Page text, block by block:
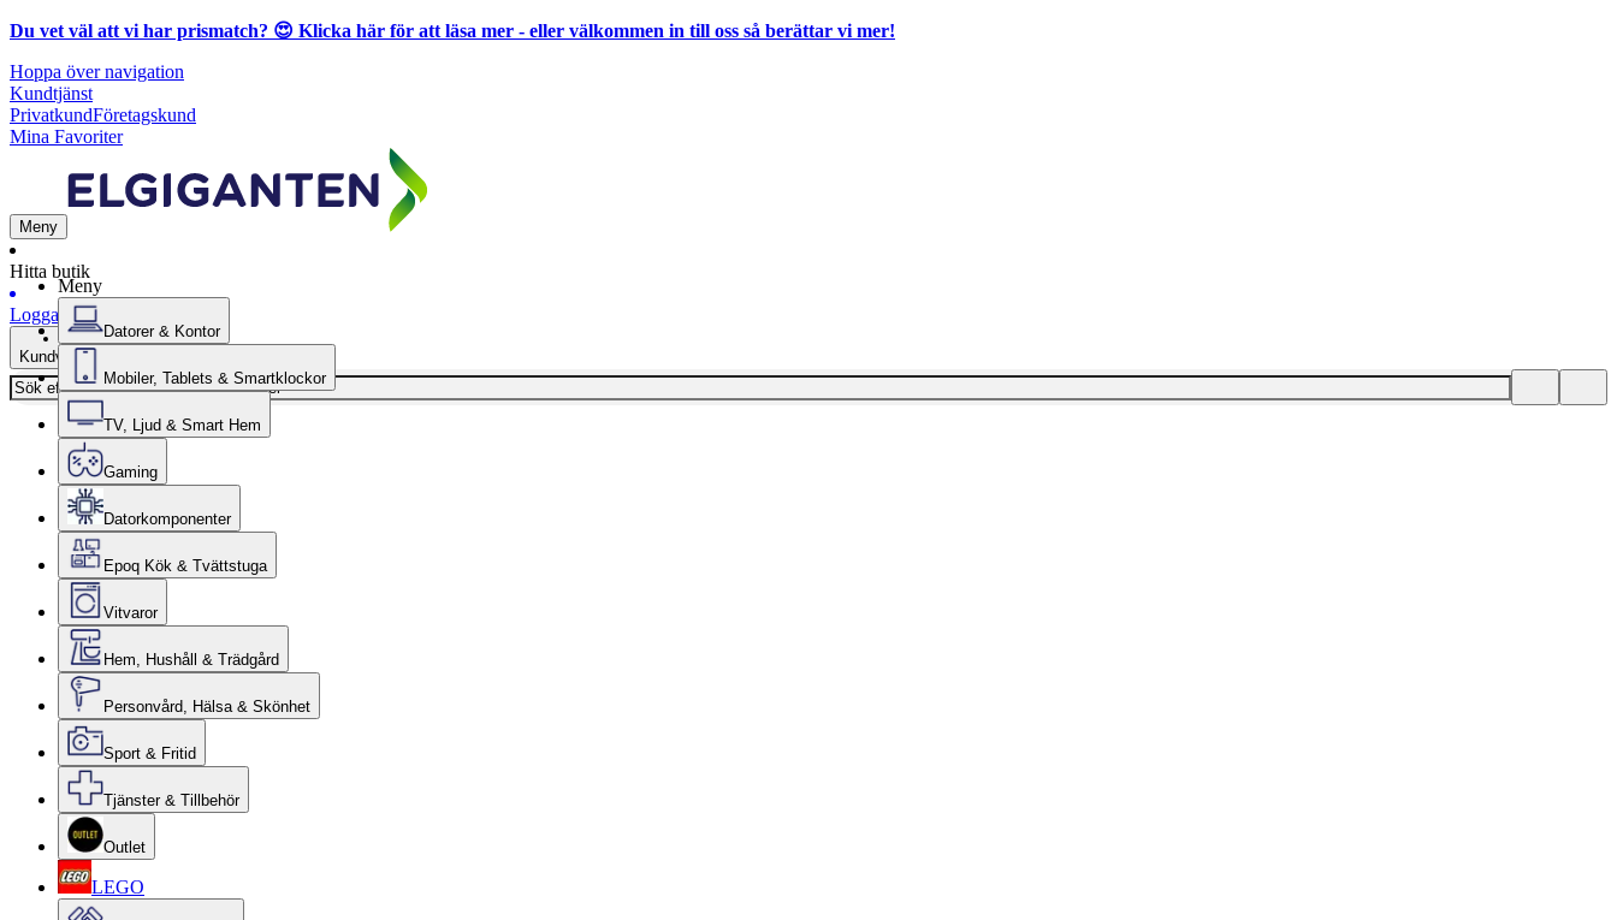
Du vet väl att vi har prismatch? 😍 Klicka här för att läsa mer - eller välkommen in till oss så berättar vi mer!
Hoppa över navigation
Kundtjänst
PrivatkundFöretagskund
Mina Favoriter
Meny
Hitta butik
Logga in
Kundvagn
Meny
Datorer & Kontor
Mobiler, Tablets & Smartklockor
TV, Ljud & Smart Hem
Gaming
Datorkomponenter
Epoq Kök & Tvättstuga
Vitvaror
Hem, Hushåll & Trädgård
Personvård, Hälsa & Skönhet
Sport & Fritid
Tjänster & Tillbehör
Outlet
LEGO